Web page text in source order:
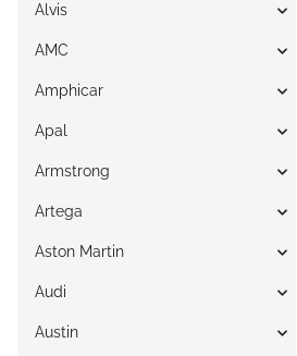
Alvis
AMC
Amphicar
Apal
Armstrong
Artega
Aston Martin
Audi
Austin